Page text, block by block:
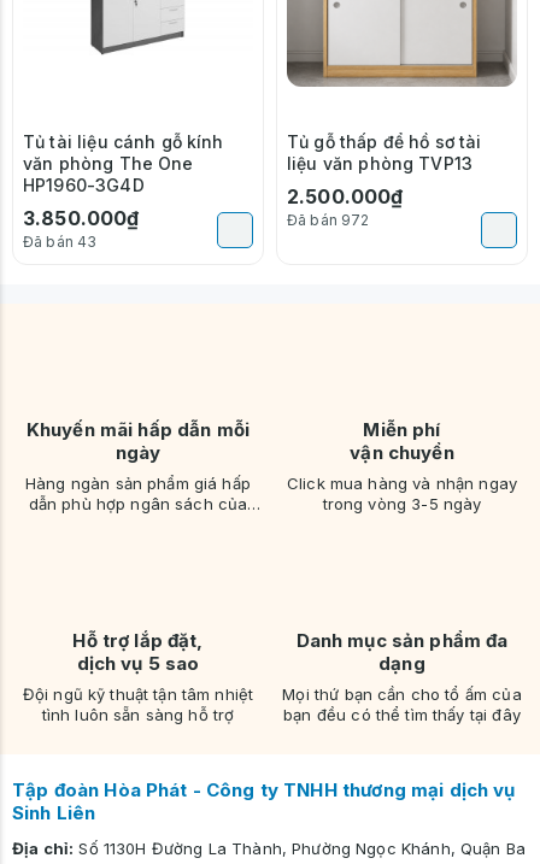
Tủ tài liệu cánh gỗ kính
văn phòng The One
HP1960-3G4D
3.850.000₫
Đã bán 43
Tủ gỗ thấp để hồ sơ tài
liệu văn phòng TVP13
2.500.000₫
Đã bán 972
Khuyến mãi hấp dẫn mỗi
ngày
Hàng ngàn sản phẩm giá hấp
dẫn phù hợp ngân sách của
Miễn phí
vận chuyển
Click mua hàng và nhận ngay
trong vòng 3-5 ngày
Hỗ trợ lắp đặt,
dịch vụ 5 sao
Đội ngũ kỹ thuật tận tâm nhiệt
tình luôn sẵn sàng hỗ trợ
Danh mục sản phẩm đa
dạng
Mọi thứ bạn cần cho tổ ấm của
bạn đều có thể tìm thấy tại đây
Tập đoàn Hòa Phát - Công ty TNHH thương mại dịch vụ
Sinh Liên
Địa chỉ: Số 1130H Đường La Thành, Phường Ngọc Khánh, Quận Ba